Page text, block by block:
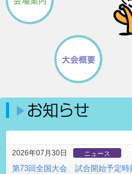
2026年07月30日 ニュース
第73回全国大会 試合開始予定時